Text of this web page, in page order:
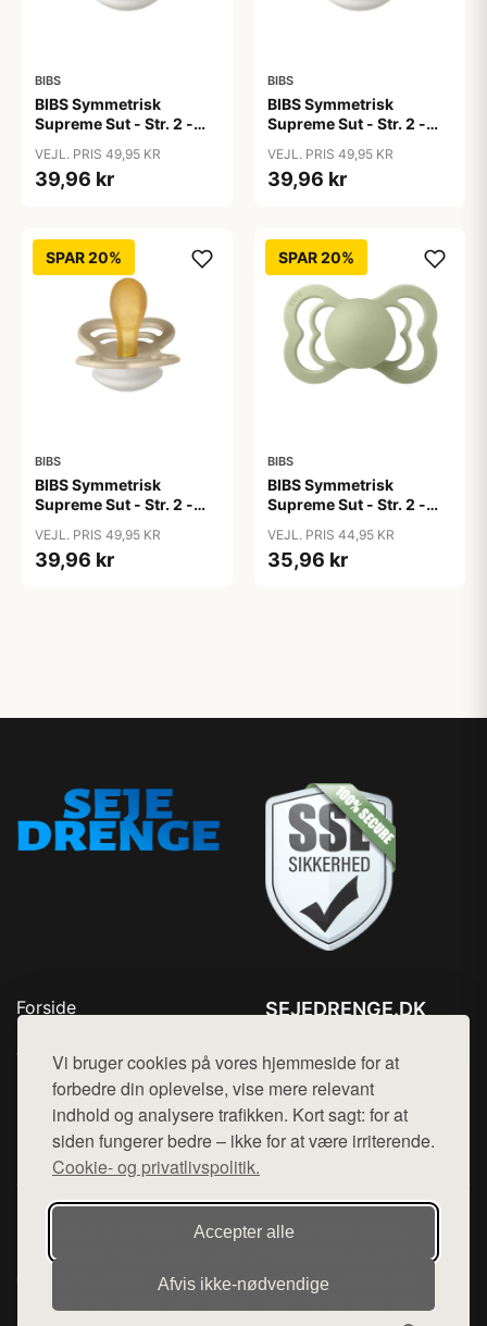
Vi bruger cookies på vores hjemmeside for at
forbedre din oplevelse, vise mere relevant
indhold og analysere trafikken. Kort sagt: for at
siden fungerer bedre – ikke for at være irriterende.
Cookie- og privatlivspolitik.
Accepter alle
Afvis ikke‑nødvendige
BIBS
BIBS Symmetrisk
Supreme Sut - Str. 2 -
Blush
VEJL. PRIS 49,95 KR
39,96 kr
BIBS
BIBS Symmetrisk
Supreme Sut - Str. 2 -
Sage
VEJL. PRIS 49,95 KR
39,96 kr
SPAR 20%
BIBS
BIBS Symmetrisk
Supreme Sut - Str. 2 -
Vanilla
VEJL. PRIS 49,95 KR
39,96 kr
SPAR 20%
BIBS
BIBS Symmetrisk
Supreme Sut - Str. 2 -
VEJL. PRIS 44,95 KR
35,96 kr
Forside
Top Rabatter
Kontakt
SEJEDRENGE.DK
Mail: hej@want.dk
Cookie- og privatlivspolitik
Denne side er en del af want.dk, der udgiver en række
hjemmesider med præsentation af forskellige produkter fra
diverse webshops. Der sælges ikke varer fra denne side - vi
henviser til de shops, som sælger varen. Vi har heller ikke